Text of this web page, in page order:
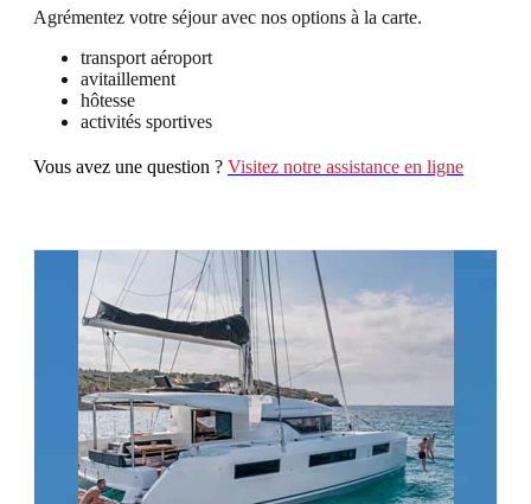
Agrémentez votre séjour avec nos options à la carte.
transport aéroport
avitaillement
hôtesse
activités sportives
Vous avez une question ? Visitez notre assistance en ligne